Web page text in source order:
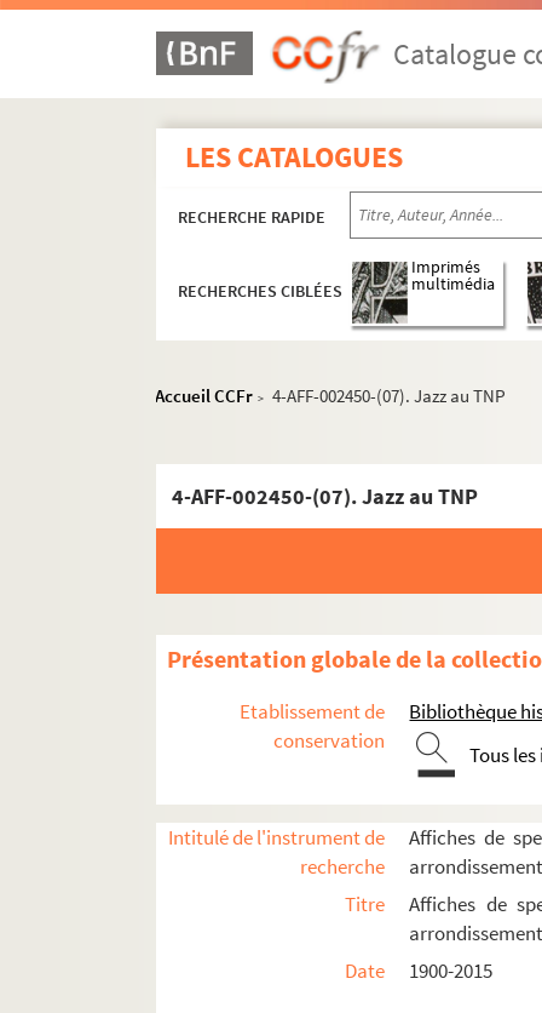
Catalogue
LES CATALOGUES
RECHERCHE RAPIDE
RECHERCHES CIBLÉES
Imprimés
multimédia
Accueil CCFr > 4-AFF-002450-(07). Jazz au TNP
4-AFF-002450-(07). Jazz au TNP
Présentation globale de la
Etablissement de
conservation
Bibliothèque
Tous
Intitulé de l'instrument de
recherche
Affiches de
Titre
Affiches de
Date
1900-2015
16e arrondissement
Cirque national Alexis Grüss
Auditorium Jean de la Fontaine
Église réformée d'Auteuil
Maison de la Radio et de la Musique
Musée d'art moderne de la Ville de Paris
Musée national des arts et traditions
Salle d'Iéna
Théâtre national de Chaillot
Direction Pierre Aldebert
Direction Jean Vilar
Direction Georges Wilson
Théâtre national populaire
Spectacles